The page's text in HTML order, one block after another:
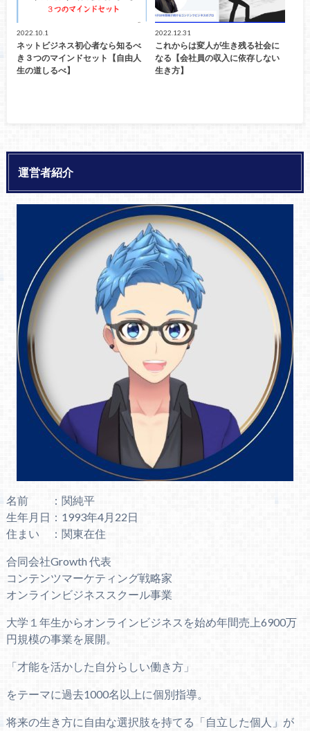
2022.10.1
ネットビジネス初心者なら知るべ
き３つのマインドセット【自由人
生の道しるべ】
2022.12.31
これからは変人が生き残る社会に
なる【会社員の収入に依存しない
生き方】
運営者紹介
名前 ：関純平
生年月日：1993年4月22日
住まい ：関東在住
合同会社Growth 代表
コンテンツマーケティング戦略家
オンラインビジネススクール事業
大学１年生からオンラインビジネスを始め年間売上6900万
円規模の事業を展開。
「才能を活かした自分らしい働き方」
をテーマに過去1000名以上に個別指導。
将来の生き方に自由な選択肢を持てる「自立した個人」が